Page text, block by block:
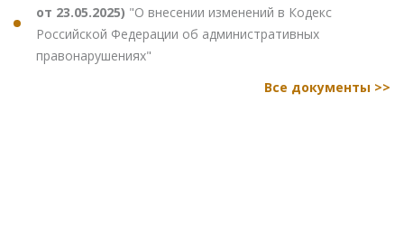
от 23.05.2025) "О внесении изменений в Кодекс
Российской Федерации об административных
правонарушениях"
Все документы >>